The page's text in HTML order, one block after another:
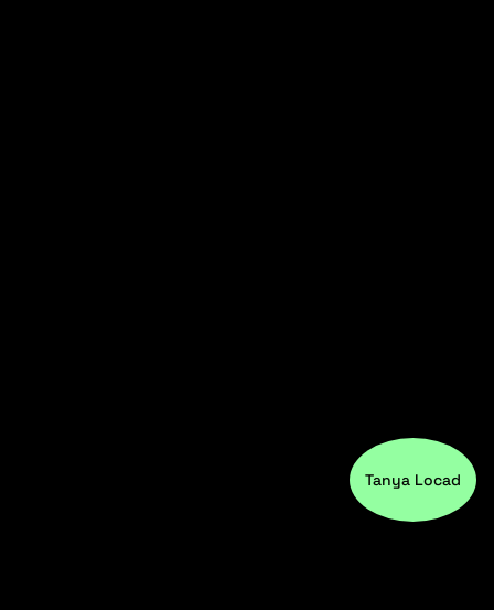
Tanya Locad